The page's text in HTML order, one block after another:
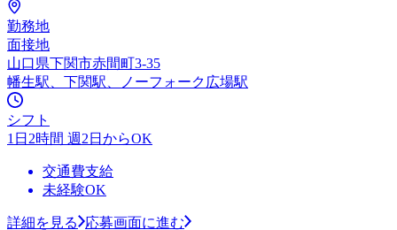
勤務地
面接地
山口県下関市赤間町3-35
幡生駅、下関駅、ノーフォーク広場駅
シフト
1日2時間 週2日からOK
交通費支給
未経験OK
詳細を見る 応募画面に進む